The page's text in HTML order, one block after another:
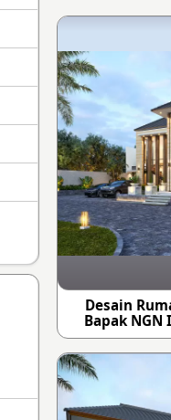
Desain
Bapak NGN